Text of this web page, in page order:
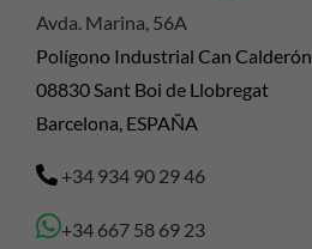
Avda. Marina, 56A
Polígono Industrial Can Calderón
08830 Sant Boi de Llobregat
Barcelona, ESPAÑA
+34 934 90 29 46
+34 667 58 69 23